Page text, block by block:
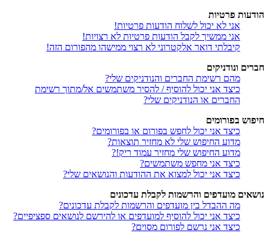
הודעות פרטיות
אני לא יכול לשלוח הודעות פרטיות!
אני ממשיך לקבל הודעות פרטיות לא רצויות!
קיבלתי דואר אלקטרוני לא רצוי ממישהו מהפורום הזה!
חברים ונודניקים
מהם רשימת החברים והנודניקים שלי?
כיצד אני יכול להוסיף / להסיר משתמשים אל/מתוך רשימת
החברים או הנודניקים שלי?
חיפוש בפורומים
כיצד אני יכול לחפש בפורום או בפורומים?
מדוע החיפוש שלי לא מחזיר תוצאות?
מדוע החיפוש שלי מחזיר עמוד ריק!?
כיצד אני מחפש משתמשים?
כיצד אני יכול למצוא את ההודעות והנושאים שלי?
נושאים מועדפים והרשמות לקבלת עדכונים
מה ההבדל בין מועדפים והרשמות לקבלת עדכונים?
כיצד אני יכול להוסיף למועדפים או להירשם לנושאים ספציפיים?
כיצד אני נרשם לפורום מסוים?